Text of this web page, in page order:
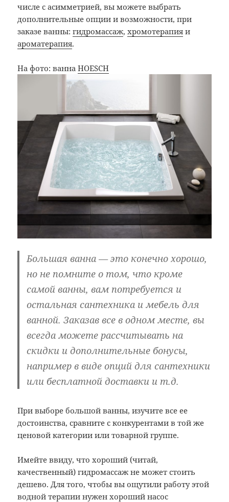
числе с асимметрией, вы можете выбрать
дополнительные опции и возможности, при
заказе ванны:гидромассаж,хромотерапия и
ароматерапия.
На фото: ваннаHOESCH
Большая ванна — это конечно хорошо,
но не помните о том, что кроме
самой ванны, вам потребуется и
остальная сантехника и мебель для
ванной. Заказав все в одном месте, вы
всегда можете рассчитывать на
скидки и дополнительные бонусы,
например в виде опций для сантехники
или бесплатной доставки и т.д.
При выборе большой ванны, изучите все ее
достоинства, сравните с конкурентами в той же
ценовой категории или товарной группе.
Имейте ввиду, что хороший (читай,
качественный) гидромассаж не может стоить
дешево. Для того, чтобы вы ощутили работу этой
водной терапии нужен хороший насос